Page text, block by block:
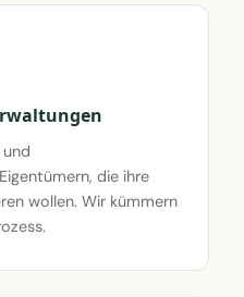
die ihre
wollen. Wir kümmern